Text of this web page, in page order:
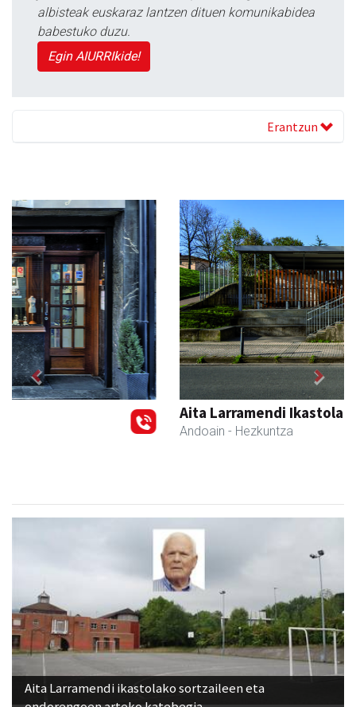
albisteak euskaraz lantzen dituen komunikabidea
babestuko duzu.
Egin AIURRIkide!
Erantzun
Aita Larramendi Ikastola
Previous Next
Aita Larramendi ikastolako sortzaileen eta